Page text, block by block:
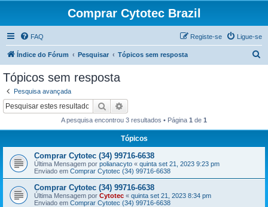
Comprar Cytotec Brazil
FAQ Ligue-se
Registe-se
Índice do Fórum Pesquisar Tópicos sem resposta
Tópicos sem resposta
Pesquisa avançada
Pesquisar
A pesquisa encontrou 3 resultados • Página 1 de 1
Tópicos
Comprar Cytotec (34) 99716-6638
Última Mensagem por polianacyto « quinta set 21, 2023 9:23 pm
Enviado em Comprar Cytotec (34) 99716-6638
Comprar Cytotec (34) 99716-6638
Última Mensagem por Cytotec « quinta set 21, 2023 8:34 pm
Enviado em Comprar Cytotec (34) 99716-6638